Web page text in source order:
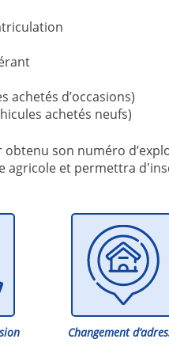
achetés d’occasions)
achetés neufs)
son numéro
et permettra
Changement